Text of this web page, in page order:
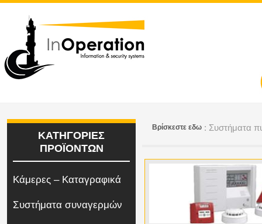
ΚΑΤΗΓΟΡΙΕΣ
ΠΡΟΪΟΝΤΩΝ
Κάμερες – Καταγραφικά
Συστήματα συναγερμών
Bρίσκεστε εδω : Συστήματα